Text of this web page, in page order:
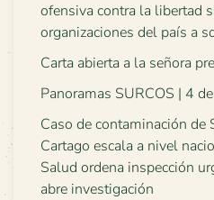
ofensiva contra la libertad
organizaciones del país a
Carta abierta a la señora
Panoramas SURCOS | 4
Caso de contaminación
Cartago escala a nivel
Salud ordena inspección
abre investigación